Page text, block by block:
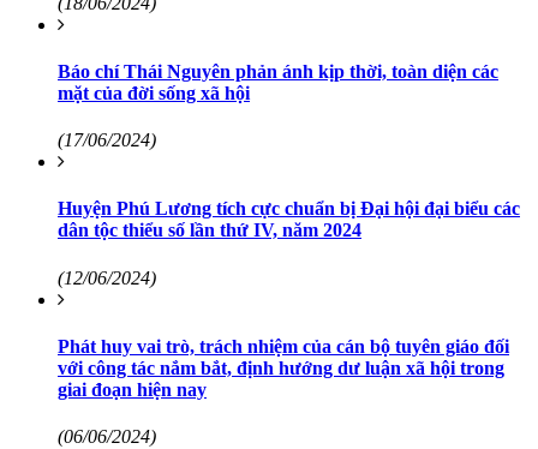
Báo chí Thái Nguyên phản ánh kịp thời, toàn diện các
mặt của đời sống xã hội
(17/06/2024)
Huyện Phú Lương tích cực chuẩn bị Đại hội đại biểu các
dân tộc thiểu số lần thứ IV, năm 2024
(12/06/2024)
Phát huy vai trò, trách nhiệm của cán bộ tuyên giáo đối
với công tác nắm bắt, định hướng dư luận xã hội trong
giai đoạn hiện nay
(06/06/2024)